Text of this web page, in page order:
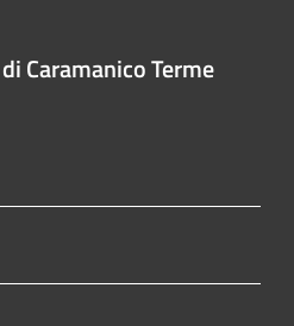
Caramanico Terme